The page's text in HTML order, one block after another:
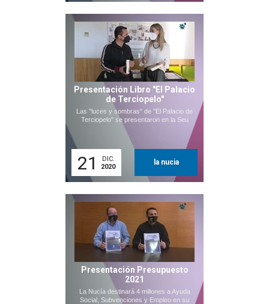
Presentación Libro "El Palacio
de Terciopelo"
Las "luces y sombras" de "El Palacio de
Terciopelo" se presentaron en la Seu
21
DIC.
2020
la nucia
Presentación Presupuesto
2021
La Nucía destinará 4 millones a Ayuda
Social, Subvenciones y Empleo en su